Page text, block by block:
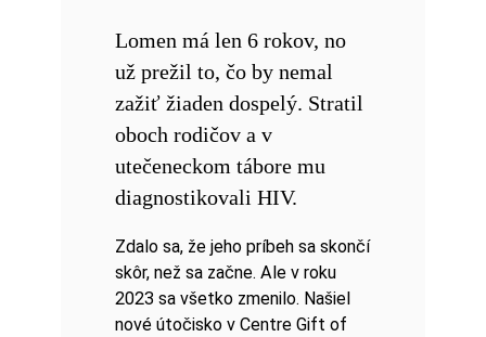
Lomen má len 6 rokov, no
už prežil to, čo by nemal
zažiť žiaden dospelý. Stratil
oboch rodičov a v
utečeneckom tábore mu
diagnostikovali HIV.
Zdalo sa, že jeho príbeh sa skončí
skôr, než sa začne. Ale v roku
2023 sa všetko zmenilo. Našiel
nové útočisko v Centre Gift of